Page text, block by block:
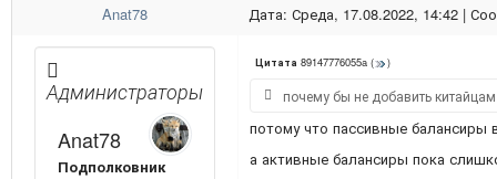
Anat78 Дата: Среда, 17.08.2022, 14:42 |
Администраторы
Anat78
Подполковник
Цитата 89147776055a ( )
почему бы не добавить
потому что пассивные балансиры
а активные балансиры пока